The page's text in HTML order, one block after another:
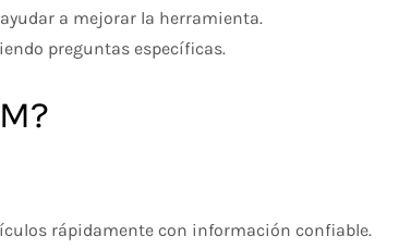
a mejorar la herramienta.
preguntas específicas.
rápidamente con información confiable.